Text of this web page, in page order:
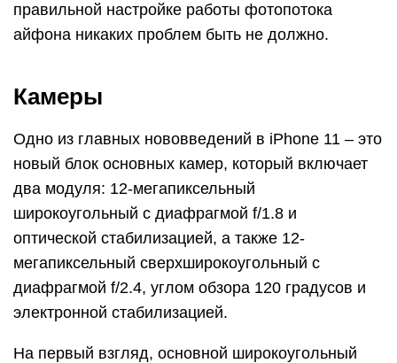
правильной настройке работы фотопотока
айфона никаких проблем быть не должно.
Камеры
Одно из главных нововведений в iPhone 11 – это
новый блок основных камер, который включает
два модуля: 12-мегапиксельный
широкоугольный с диафрагмой f/1.8 и
оптической стабилизацией, а также 12-
мегапиксельный сверхширокоугольный с
диафрагмой f/2.4, углом обзора 120 градусов и
электронной стабилизацией.
На первый взгляд, основной широкоугольный